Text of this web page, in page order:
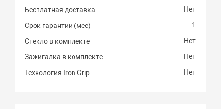
Бесплатная доставка Нет
Срок гарантии (мес) 1
Стекло в комплекте Нет
Зажигалка в комплекте Нет
Технология Iron Grip Нет